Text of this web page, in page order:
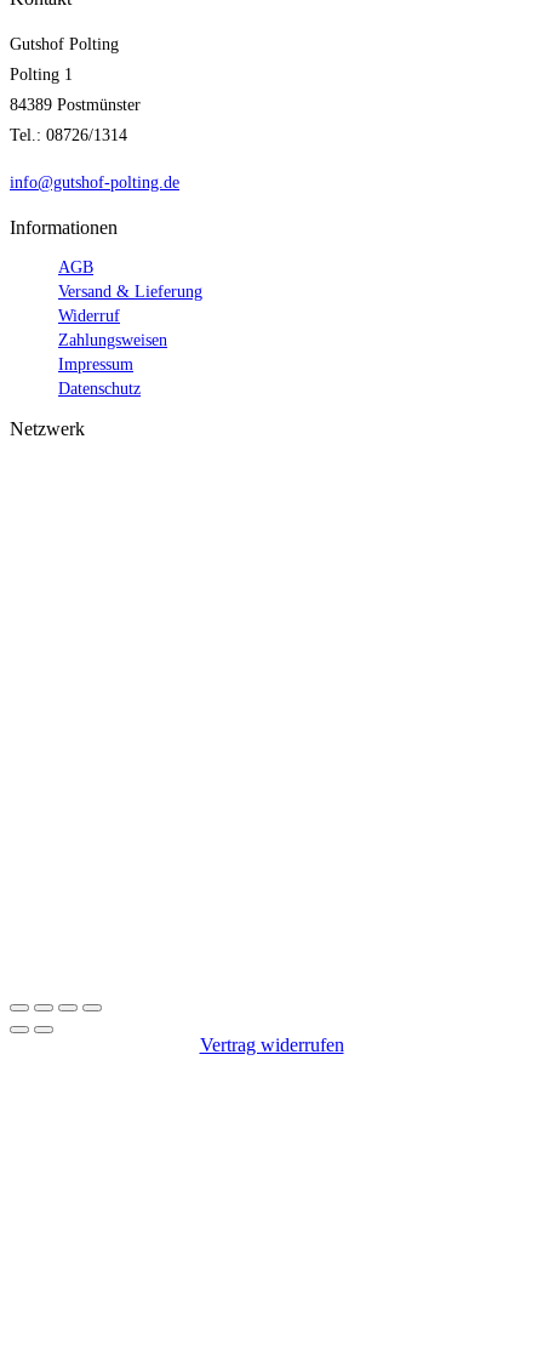
Gutshof Polting
Polting 1
84389 Postmünster
Tel.: 08726/1314
info@gutshof-polting.de
Informationen
AGB
Versand & Lieferung
Widerruf
Zahlungsweisen
Impressum
Datenschutz
Netzwerk
Vertrag widerrufen